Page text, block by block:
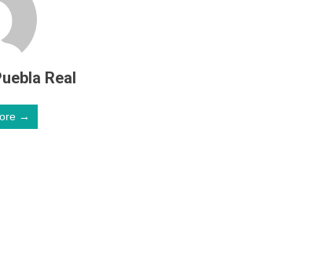
Real
→